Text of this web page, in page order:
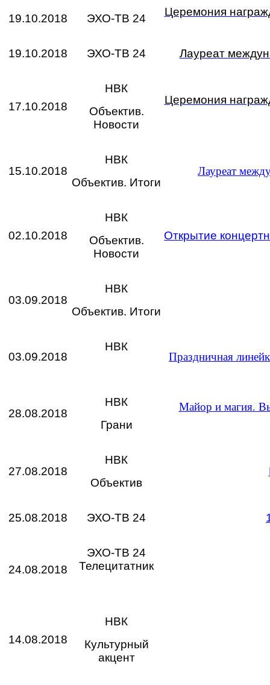
19.10.2018 ЭХО-ТВ 24
Церемония
19.10.2018 ЭХО-ТВ 24 Лауреат
17.10.2018
НВК
Объектив.
Новости
Церемония
15.10.2018
НВК
Объектив. Итоги
Лауреат
02.10.2018
НВК
Объектив.
Новости
Открытие
03.09.2018
НВК
Объектив. Итоги
03.09.2018
НВК
Праздничная
28.08.2018
НВК
Грани
Майор и магия.
27.08.2018
НВК
Объектив
25.08.2018 ЭХО-ТВ 24
24.08.2018
ЭХО-ТВ 24
Телецитатник
14.08.2018
НВК
Культурный
акцент